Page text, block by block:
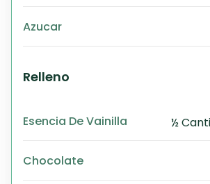
Azucar
Relleno
Esencia De Vainilla ½
Chocolate